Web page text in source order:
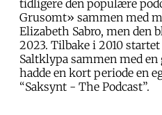
tidligere den populære
Grusomt» sammen med
Elizabeth Sabro, men den
2023. Tilbake i 2010
Saltklypa sammen med
hadde en kort periode en
“Saksynt - The Podcast”.